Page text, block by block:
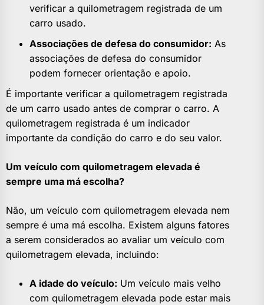
verificar a quilometragem registrada de um
carro usado.
Associações de defesa do consumidor: As
associações de defesa do consumidor
podem fornecer orientação e apoio.
É importante verificar a quilometragem registrada
de um carro usado antes de comprar o carro. A
quilometragem registrada é um indicador
importante da condição do carro e do seu valor.
Um veículo com quilometragem elevada é
sempre uma má escolha?
Não, um veículo com quilometragem elevada nem
sempre é uma má escolha. Existem alguns fatores
a serem considerados ao avaliar um veículo com
quilometragem elevada, incluindo:
A idade do veículo: Um veículo mais velho
com quilometragem elevada pode estar mais